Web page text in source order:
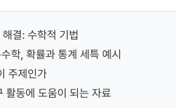
해결: 수학적 기법
학, 확률과 통계 세특 예시
주제인가
활동에 도움이 되는 자료